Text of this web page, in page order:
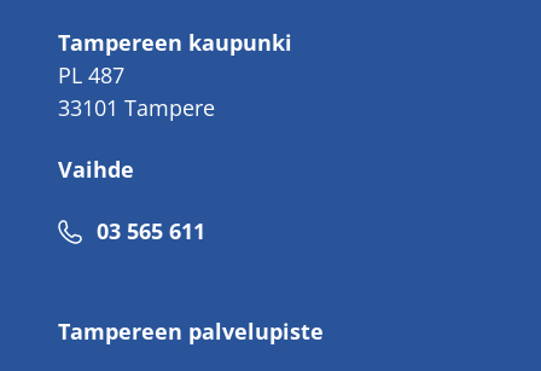
Tampereen kaupunki
PL 487
33101 Tampere
Vaihde
Puhelinnumero
03 565 611
Tampereen palvelupiste